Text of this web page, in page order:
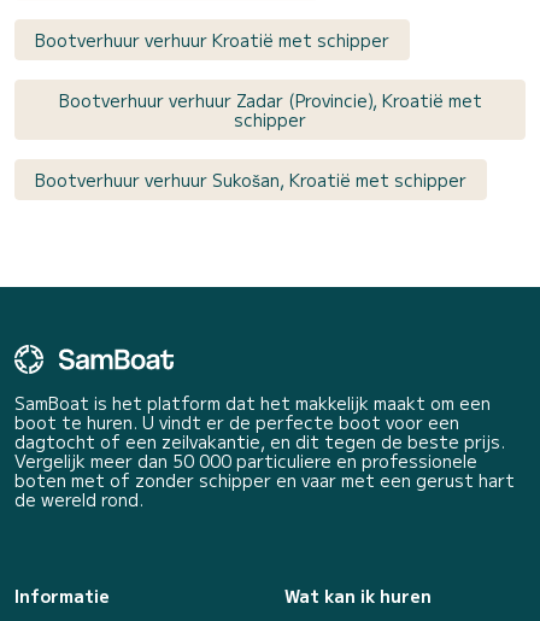
Bootverhuur verhuur Kroatië met schipper
Bootverhuur verhuur Zadar (Provincie), Kroatië met
schipper
Bootverhuur verhuur Sukošan, Kroatië met schipper
SamBoat is het platform dat het makkelijk maakt om een
boot te huren. U vindt er de perfecte boot voor een
dagtocht of een zeilvakantie, en dit tegen de beste prijs.
Vergelijk meer dan 50 000 particuliere en professionele
boten met of zonder schipper en vaar met een gerust hart
de wereld rond.
Informatie
Wat kan ik huren